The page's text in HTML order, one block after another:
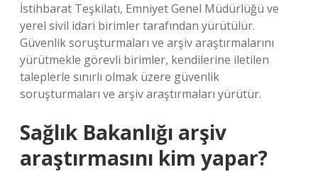
İstihbarat Teşkilatı, Emniyet Genel Müdürlüğü ve
yerel sivil idari birimler tarafından yürütülür.
Güvenlik soruşturmaları ve arşiv araştırmalarını
yürütmekle görevli birimler, kendilerine iletilen
taleplerle sınırlı olmak üzere güvenlik
soruşturmaları ve arşiv araştırmaları yürütür.
Sağlık Bakanlığı arşiv
araştırmasını kim yapar?